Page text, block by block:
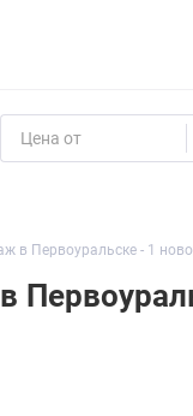
Цена от
в Первоуральске - 1